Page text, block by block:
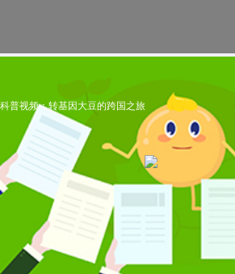
科普视频：转基因大豆的跨国之旅